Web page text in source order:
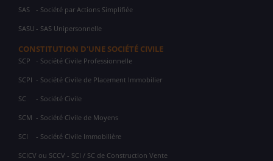
SAS - Société par Actions Simplifiée
SASU - SAS Unipersonnelle
CONSTITUTION D'UNE SOCIÉTÉ CIVILE
SCP - Société Civile Professionnelle
SCPI - Société Civile de Placement Immobilier
SC - Société Civile
SCM - Société Civile de Moyens
SCI - Société Civile Immobilière
SCICV ou SCCV - SCI / SC de Construction Vente